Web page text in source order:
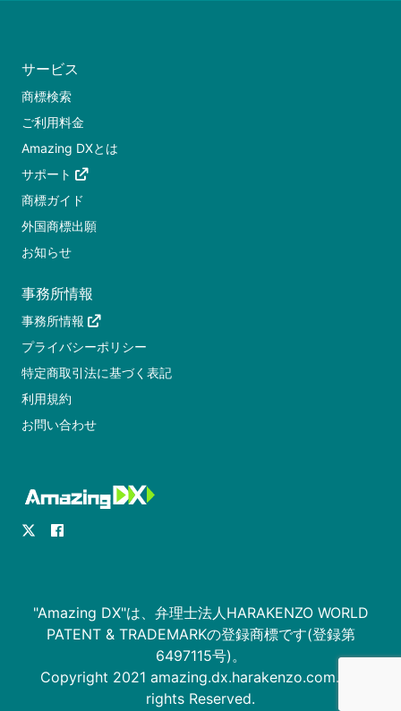
サービス
商標検索
ご利用料金
Amazing DXとは
サポート
商標ガイド
外国商標出願
お知らせ
事務所情報
事務所情報
プライバシーポリシー
特定商取引法に基づく表記
利用規約
お問い合わせ
"Amazing DX"は、弁理士法人HARAKENZO WORLD
PATENT & TRADEMARKの登録商標です(登録第
6497115号)。
Copyright 2021 amazing.dx.harakenzo.com. All
rights Reserved.